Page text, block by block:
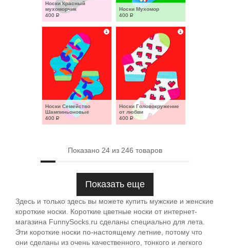
Носки Красный
мухоморчик
400 Р
Носки Мухомор
400 Р
Носки Семейство
Шампиньоновые
400 Р
Носки Головокружение
от любви
400 Р
Показано 24 из 246 товаров
Показать еще
Здесь и только здесь вы можете купить мужские и женские
короткие носки. Короткие цветные носки от интернет-
магазина FunnySocks.ru сделаны специально для лета.
Эти короткие носки по-настоящему летние, потому что
они сделаны из очень качественного, тонкого и легкого